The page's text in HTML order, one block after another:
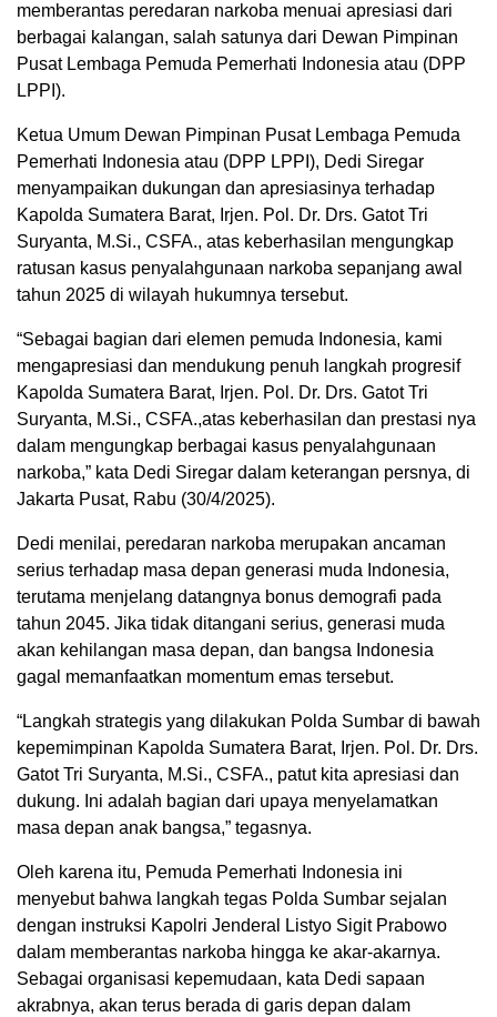
memberantas peredaran narkoba menuai apresiasi dari
berbagai kalangan, salah satunya dari Dewan Pimpinan
Pusat Lembaga Pemuda Pemerhati Indonesia atau (DPP
LPPI).
Ketua Umum Dewan Pimpinan Pusat Lembaga Pemuda
Pemerhati Indonesia atau (DPP LPPI), Dedi Siregar
menyampaikan dukungan dan apresiasinya terhadap
Kapolda Sumatera Barat, Irjen. Pol. Dr. Drs. Gatot Tri
Suryanta, M.Si., CSFA., atas keberhasilan mengungkap
ratusan kasus penyalahgunaan narkoba sepanjang awal
tahun 2025 di wilayah hukumnya tersebut.
“Sebagai bagian dari elemen pemuda Indonesia, kami
mengapresiasi dan mendukung penuh langkah progresif
Kapolda Sumatera Barat, Irjen. Pol. Dr. Drs. Gatot Tri
Suryanta, M.Si., CSFA.,atas keberhasilan dan prestasi nya
dalam mengungkap berbagai kasus penyalahgunaan
narkoba,” kata Dedi Siregar dalam keterangan persnya, di
Jakarta Pusat, Rabu (30/4/2025).
Dedi menilai, peredaran narkoba merupakan ancaman
serius terhadap masa depan generasi muda Indonesia,
terutama menjelang datangnya bonus demografi pada
tahun 2045. Jika tidak ditangani serius, generasi muda
akan kehilangan masa depan, dan bangsa Indonesia
gagal memanfaatkan momentum emas tersebut.
“Langkah strategis yang dilakukan Polda Sumbar di bawah
kepemimpinan Kapolda Sumatera Barat, Irjen. Pol. Dr. Drs.
Gatot Tri Suryanta, M.Si., CSFA., patut kita apresiasi dan
dukung. Ini adalah bagian dari upaya menyelamatkan
masa depan anak bangsa,” tegasnya.
Oleh karena itu, Pemuda Pemerhati Indonesia ini
menyebut bahwa langkah tegas Polda Sumbar sejalan
dengan instruksi Kapolri Jenderal Listyo Sigit Prabowo
dalam memberantas narkoba hingga ke akar-akarnya.
Sebagai organisasi kepemudaan, kata Dedi sapaan
akrabnya, akan terus berada di garis depan dalam